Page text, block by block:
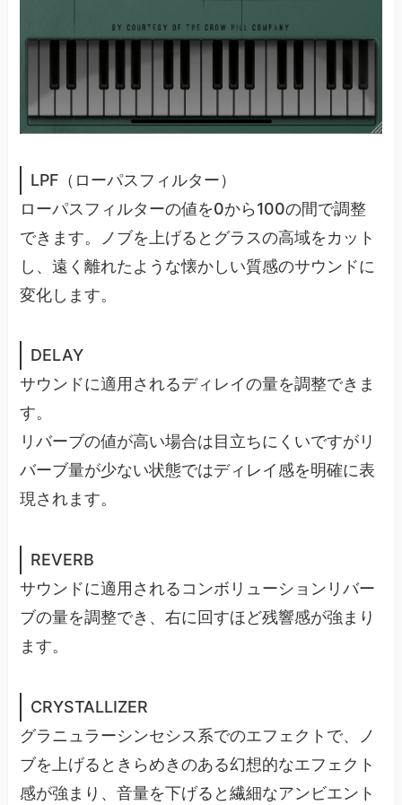
LPF（ローパスフィルター）
ローパスフィルターの値を0から100の間で調整
できます。ノブを上げるとグラスの高域をカット
し、遠く離れたような懐かしい質感のサウンドに
変化します。
DELAY
サウンドに適用されるディレイの量を調整できま
す。
リバーブの値が高い場合は目立ちにくいですがリ
バーブ量が少ない状態ではディレイ感を明確に表
現されます。
REVERB
サウンドに適用されるコンボリューションリバー
ブの量を調整でき、右に回すほど残響感が強まり
ます。
CRYSTALLIZER
グラニュラーシンセシス系でのエフェクトで、ノ
ブを上げるときらめきのある幻想的なエフェクト
感が強まり、音量を下げると繊細なアンビエント